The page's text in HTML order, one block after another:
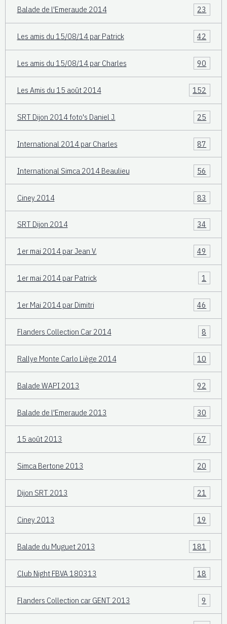
Balade de l'Emeraude 2014 23
Les amis du 15/08/14 par Patrick 42
Les amis du 15/08/14 par Charles 90
Les Amis du 15 août 2014 152
SRT Dijon 2014 foto's Daniel J. 25
International 2014 par Charles 87
International Simca 2014 Beaulieu 56
Ciney 2014 83
SRT Dijon 2014 34
1er mai 2014 par Jean V. 49
1er mai 2014 par Patrick 1
1er Mai 2014 par Dimitri 46
Flanders Collection Car 2014 8
Rallye Monte Carlo Liège 2014 10
Balade WAPI 2013 92
Balade de l'Emeraude 2013 30
15 août 2013 67
Simca Bertone 2013 20
Dijon SRT 2013 21
Ciney 2013 19
Balade du Muguet 2013 181
Club Night FBVA 180313 18
Flanders Collection car GENT 2013 9